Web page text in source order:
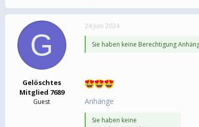
G
Gelöschtes
Mitglied 7689
Guest
24 Juni 2024
Sie haben keine Berechtigung
Anhänge
Sie haben keine